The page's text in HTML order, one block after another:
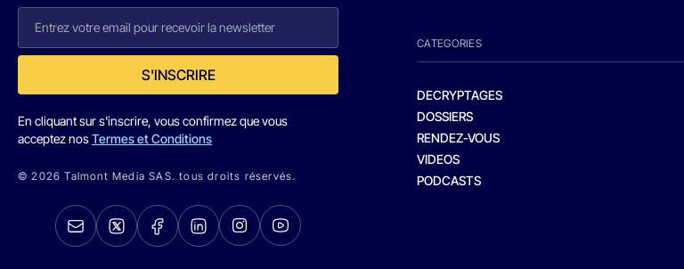
S'INSCRIRE
En cliquant sur s'inscrire, vous confirmez que vous
acceptez nosTermes et Conditions
© 2026 Talmont Media SAS. tous droits réservés.
CATEGORIES
DECRYPTAGES
DOSSIERS
RENDEZ-VOUS
VIDEOS
PODCASTS